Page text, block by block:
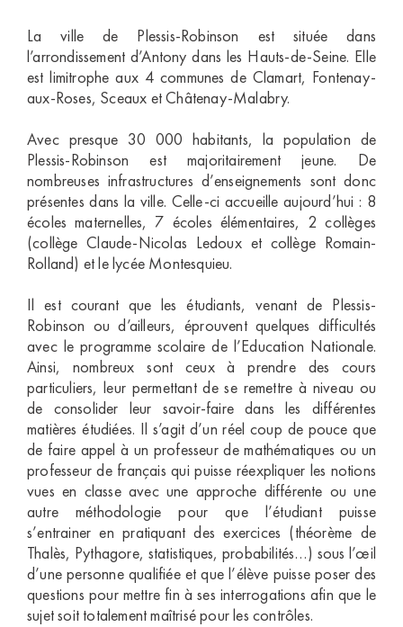
La ville de Plessis-Robinson est située dans
l’arrondissement d’Antony dans les Hauts-de-Seine. Elle
est limitrophe aux 4 communes de Clamart, Fontenay-
aux-Roses, Sceaux et Châtenay-Malabry.
Avec presque 30 000 habitants, la population de
Plessis-Robinson est majoritairement jeune. De
nombreuses infrastructures d’enseignements sont donc
présentes dans la ville. Celle-ci accueille aujourd’hui : 8
écoles maternelles, 7 écoles élémentaires, 2 collèges
(collège Claude-Nicolas Ledoux et collège Romain-
Rolland) et le lycée Montesquieu.
Il est courant que les étudiants, venant de Plessis-
Robinson ou d’ailleurs, éprouvent quelques difficultés
avec le programme scolaire de l’Education Nationale.
Ainsi, nombreux sont ceux à prendre des cours
particuliers, leur permettant de se remettre à niveau ou
de consolider leur savoir-faire dans les différentes
matières étudiées. Il s’agit d’un réel coup de pouce que
de faire appel à un professeur de mathématiques ou un
professeur de français qui puisse réexpliquer les notions
vues en classe avec une approche différente ou une
autre méthodologie pour que l’étudiant puisse
s’entrainer en pratiquant des exercices (théorème de
Thalès, Pythagore, statistiques, probabilités…) sous l’œil
d’une personne qualifiée et que l’élève puisse poser des
questions pour mettre fin à ses interrogations afin que le
sujet soit totalement maîtrisé pour les contrôles.